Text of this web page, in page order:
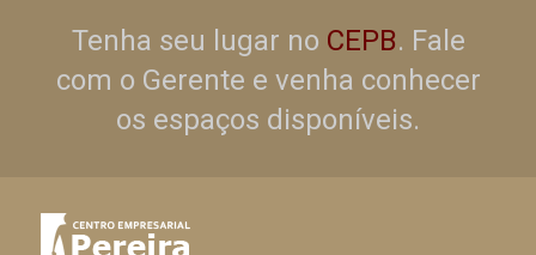
Tenha seu lugar no CEPB. Fale
com o Gerente e venha conhecer
os espaços disponíveis.